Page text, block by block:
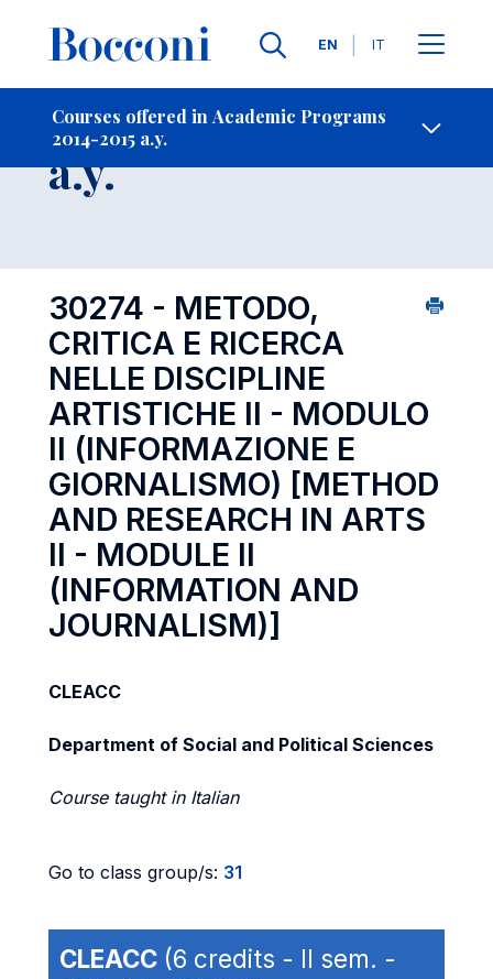
Languages
EN IT
Courses offered in Academic Programs
2014-2015 a.y.
- Contact Us
Course 2014-2015
a.y.
30274 - METODO,
CRITICA E RICERCA
NELLE DISCIPLINE
ARTISTICHE II - MODULO
II (INFORMAZIONE E
GIORNALISMO) [METHOD
AND RESEARCH IN ARTS
II - MODULE II
(INFORMATION AND
JOURNALISM)]
CLEACC
Department of Social and Political Sciences
Course taught in Italian
Go to class group/s: 31
CLEACC (6 credits - II sem. -